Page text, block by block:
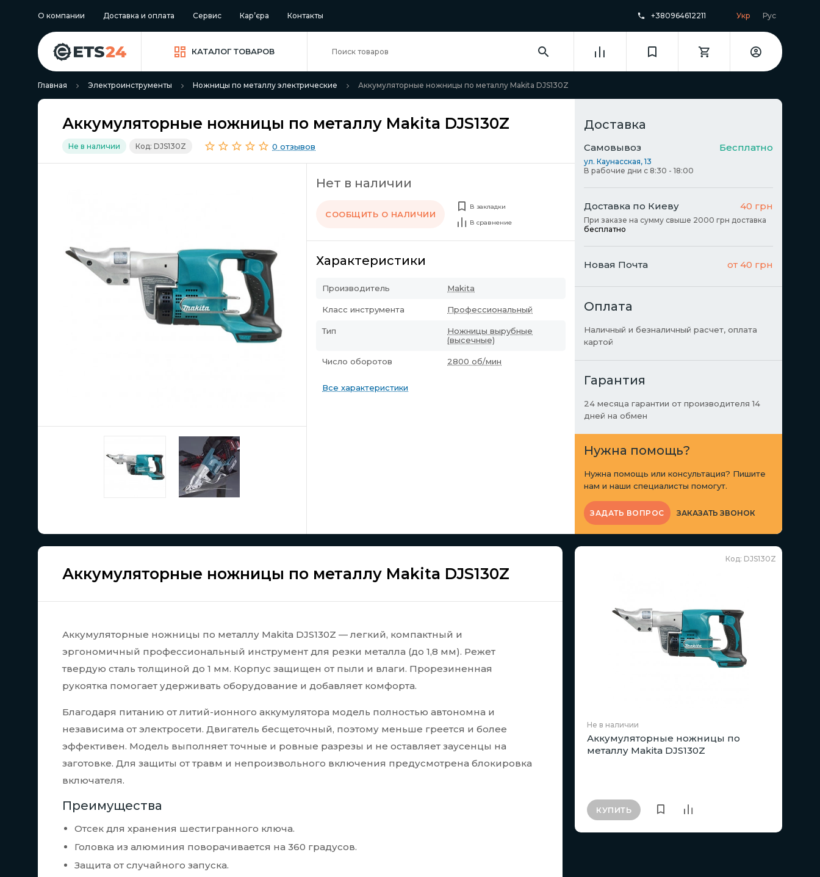
О компании Доставка и оплата Сервис Кар’єра Контакты +380964612211 Укр Рус
КАТАЛОГ ТОВАРОВ
Главная Электроинструменты Ножницы по металлу электрические Аккумуляторные ножницы по металлу Makita DJS130Z
Аккумуляторные ножницы по металлу Makita DJS130Z
Не в наличии Код: DJS130Z 0 отзывов
Нет в наличии
СООБЩИТЬ О НАЛИЧИИ
В закладки
В сравнение
Характеристики
Производитель Makita
Класс инструмента Профессиональный
Тип
Ножницы вырубные
(высечные)
Число оборотов 2800 об/мин
Все характеристики
Доставка
Самовывоз Бесплатно
ул. Каунасская, 13
В рабочие дни с 8:30 - 18:00
Доставка по Киеву 40 грн
При заказе на сумму свыше 2000 грн доставка
бесплатно
Новая Почта от 40 грн
Оплата
Наличный и безналичный расчет, оплата
картой
Гарантия
24 месяца гарантии от производителя 14
дней на обмен
Нужна помощь?
Нужна помощь или консультация? Пишите
нам и наши специалисты помогут.
ЗАДАТЬ ВОПРОС ЗАКАЗАТЬ ЗВОНОК
Аккумуляторные ножницы по металлу Makita DJS130Z
Аккумуляторные ножницы по металлу Makita DJS130Z — легкий, компактный и
эргономичный профессиональный инструмент для резки металла (до 1,8 мм). Режет
твердую сталь толщиной до 1 мм. Корпус защищен от пыли и влаги. Прорезиненная
рукоятка помогает удерживать оборудование и добавляет комфорта.
Благодаря питанию от литий-ионного аккумулятора модель полностью автономна и
независима от электросети. Двигатель бесщеточный, поэтому меньше греется и более
эффективен. Модель выполняет точные и ровные разрезы и не оставляет заусенцы на
заготовке. Для защиты от травм и непроизвольного включения предусмотрена блокировка
включателя.
Преимущества
Отсек для хранения шестигранного ключа.
Головка из алюминия поворачивается на 360 градусов.
Защита от случайного запуска.
Код: DJS130Z
Не в наличии
Аккумуляторные ножницы по
металлу Makita DJS130Z
КУПИТЬ